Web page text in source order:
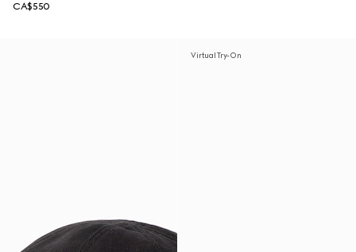
CA$550
Virtual Try-On